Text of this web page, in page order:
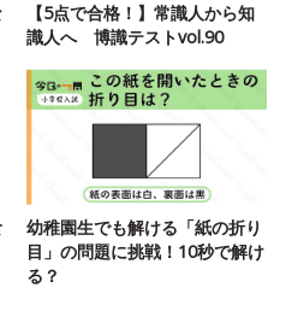
【5点で合格！】常識人から知
識人へ 博識テストvol.90
幼稚園生でも解ける「紙の折り
目」の問題に挑戦！10秒で解け
る？